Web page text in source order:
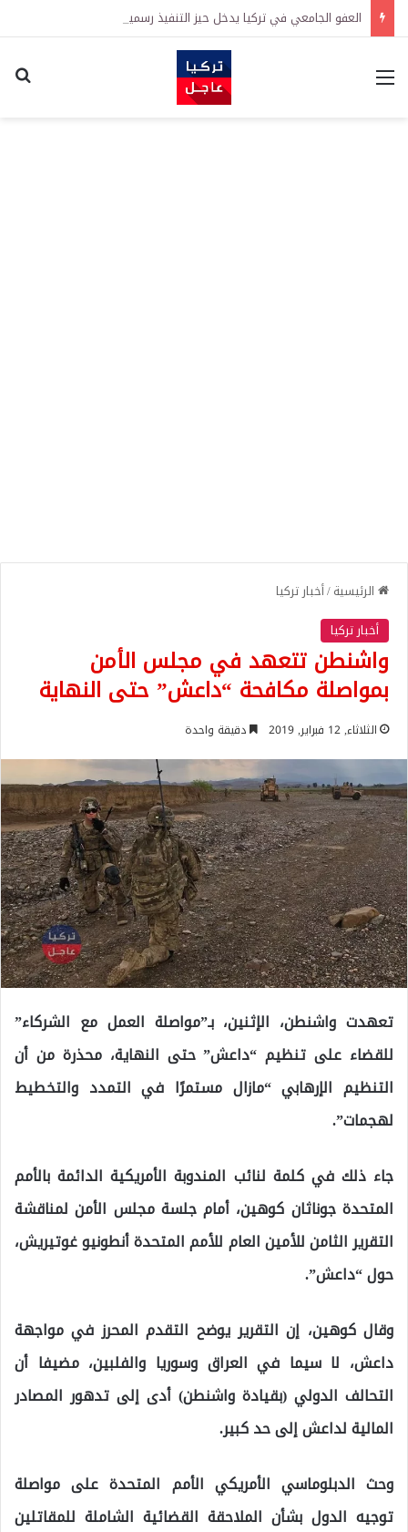
العفو الجامعي في تركيا يدخل حيز التنفيذ رسمياً
القائمة
الرئيسية/أخبار تركيا
أخبار تركيا
واشنطن تتعهد في مجلس الأمن
بمواصلة مكافحة “داعش” حتى النهاية
الثلاثاء, 12 فبراير, 2019 دقيقة واحدة
تعهدت واشنطن، الإثنين، بـ”مواصلة العمل مع الشركاء”
للقضاء على تنظيم “داعش” حتى النهاية، محذرة من أن
التنظيم الإرهابي “مازال مستمرًا في التمدد والتخطيط
لهجمات”.
جاء ذلك في كلمة لنائب المندوبة الأمريكية الدائمة بالأمم
المتحدة جوناثان كوهين، أمام جلسة مجلس الأمن لمناقشة
التقرير الثامن للأمين العام للأمم المتحدة أنطونيو غوتيريش،
حول “داعش”.
وقال كوهين، إن التقرير يوضح التقدم المحرز في مواجهة
داعش، لا سيما في العراق وسوريا والفلبين، مضيفا أن
التحالف الدولي (بقيادة واشنطن) أدى إلى تدهور المصادر
المالية لداعش إلى حد كبير.
وحث الدبلوماسي الأمريكي الأمم المتحدة على مواصلة
توجيه الدول بشأن الملاحقة القضائية الشاملة للمقاتلين